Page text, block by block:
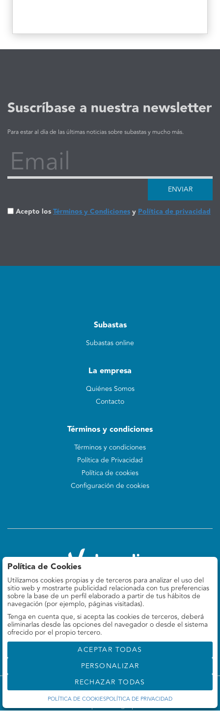
Suscríbase a nuestra newsletter
Para estar al día de las últimas noticias sobre subastas y mucho más.
Email
ENVIAR
Acepto losTérminos y CondicionesyPolítica de privacidad
Subastas
Subastas online
La empresa
Quiénes Somos
Contacto
Términos y condiciones
Términos y condiciones
Política de Privacidad
Política de cookies
Configuración de cookies
Valoralia
Felipe IV 9, 5º Izq
28014 Madrid, ES
660 78 69 37
info@valoralia.es
©Valoralia- Todos los derechos reservados
Desarrollado por Labelgrup Networks.
Política de Cookies
Utilizamos cookies propias y de terceros para analizar el uso del
sitio web y mostrarte publicidad relacionada con tus preferencias
sobre la base de un perfil elaborado a partir de tus hábitos de
navegación (por ejemplo, páginas visitadas).
Tenga en cuenta que, si acepta las cookies de terceros, deberá
eliminarlas desde las opciones del navegador o desde el sistema
ofrecido por el propio tercero.
ACEPTAR TODAS
PERSONALIZAR
RECHAZAR TODAS
POLÍTICA DE COOKIESPOLÍTICA DE PRIVACIDAD